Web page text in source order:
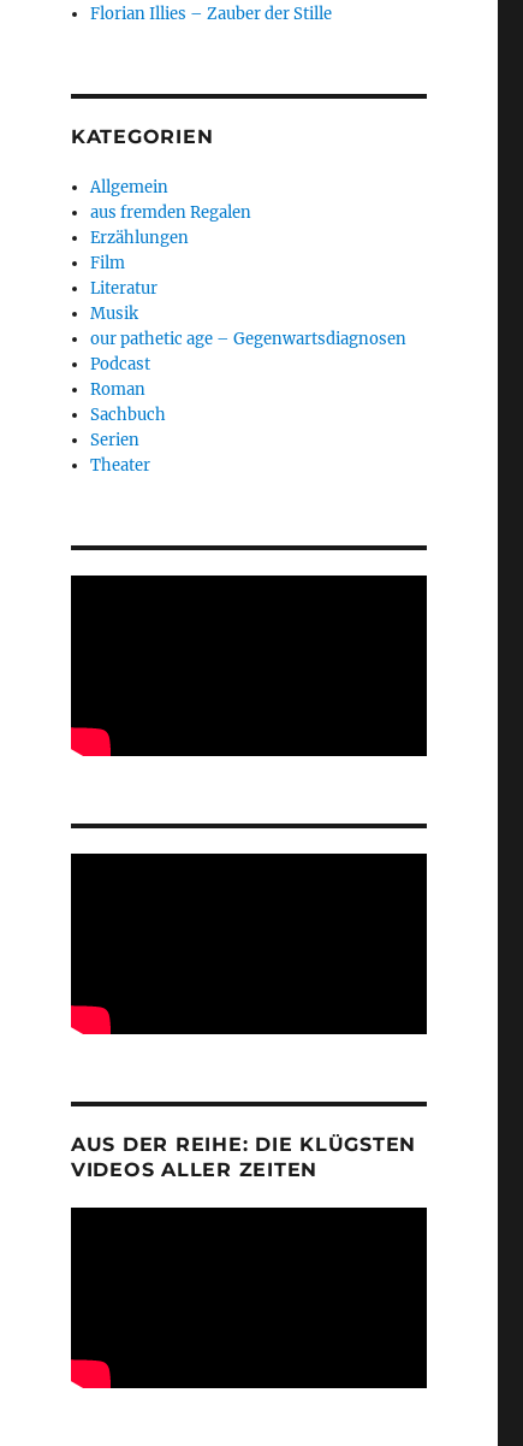
Florian Illies – Zauber der Stille
KATEGORIEN
Allgemein
aus fremden Regalen
Erzählungen
Film
Literatur
Musik
our pathetic age – Gegenwartsdiagnosen
Podcast
Roman
Sachbuch
Serien
Theater
AUS DER REIHE: DIE KLÜGSTEN
VIDEOS ALLER ZEITEN